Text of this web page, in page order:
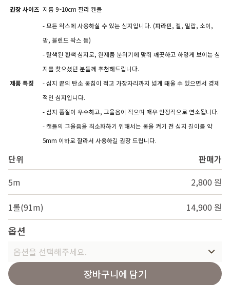
권장 사이즈 지름 9~10cm 필라 캔들
제품 특징
- 모든 왁스에 사용하실 수 있는 심지입니다. (파라핀, 젤, 밀랍, 소이,
팜, 블렌드 왁스 등)
- 탈색된 흰색 심지로, 완제품 분위기에 맞춰 깨끗하고 하얗게 보이는 심
지를 찾으셨던 분들께 추천해드립니다.
- 심지 끝의 탄소 뭉침이 적고 가장자리까지 넓게 태울 수 있으면서 경제
적인 심지입니다.
- 심지 품질이 우수하고, 그을음이 적으며 매우 안정적으로 연소됩니다.
- 캔들의 그을음을 최소화하기 위해서는 불을 켜기 전 심지 길이를 약
5mm 이하로 잘라서 사용하길 권장 드립니다.
단위
판매가
5m
2,800 원
1롤(91m) 14,900 원
옵션
옵션을 선택해주세요.
장바구니에 담기